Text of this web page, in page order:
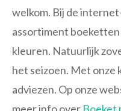
welkom. Bij de
assortiment
kleuren. Natuurlijk
het seizoen. Met onze
adviezen. Op onze
meer info over Boeket